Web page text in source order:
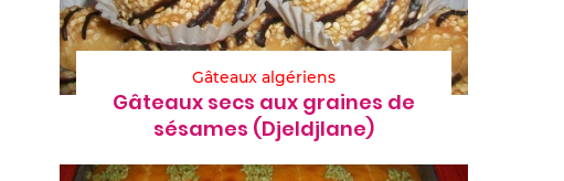
Gâteaux algériens
Gâteaux secs aux graines de
sésames (Djeldjlane)